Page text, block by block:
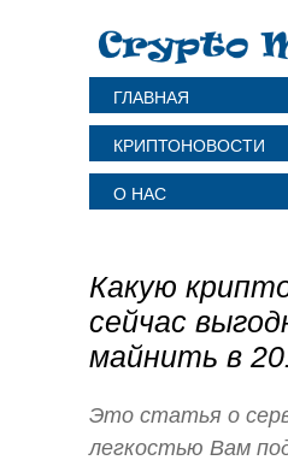
ГЛАВНАЯ
КРИПТОНОВОСТИ
О НАС
Какую
сейчас
майнить в
Это статья о
легкостью Вам